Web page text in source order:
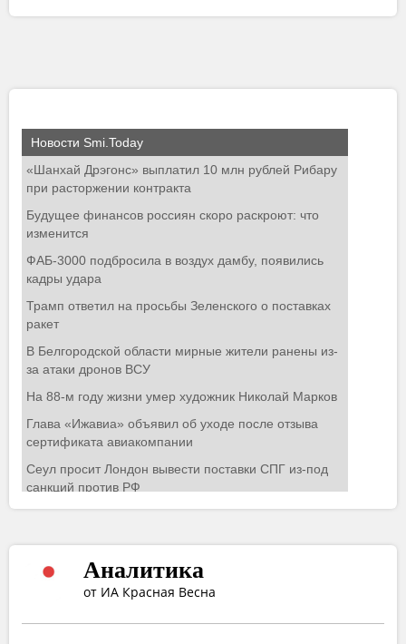
Аналитика
от ИА Красная Весна